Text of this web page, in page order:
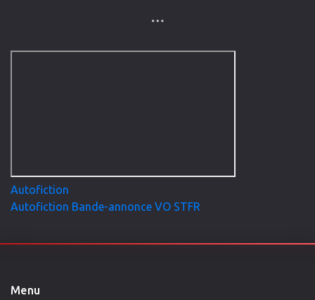
Raúl est un cinéaste culte en pleine crise créative.
collaboratrices, il s’en inspire pour écrire son prochain film.
Autofiction
Autofiction Bande-annonce VO STFR
Menu